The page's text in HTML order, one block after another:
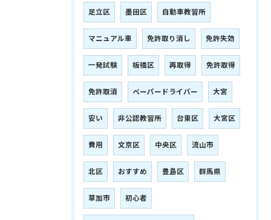
足立区 墨田区 自動車教習所
マニュアル車 免許取り消し 免許失効
一発試験 板橋区 再取得 免許取得
免許取消 ペーパードライバー 大宮
安い 非公認教習所 台東区 大宮区
費用 文京区 中央区 流山市
北区 おすすめ 豊島区 群馬県
草加市 初心者